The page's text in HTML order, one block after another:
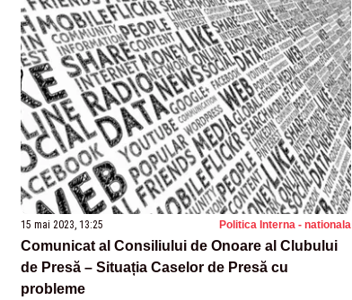
15 mai 2023, 13:25 Politica Interna - nationala
Comunicat al Consiliului de Onoare al Clubului
de Presă – Situația Caselor de Presă cu
probleme